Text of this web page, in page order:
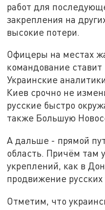
работ для
закрепления на
высокие потери.
Офицеры на местах
командование
Украинские
Киев срочно не
русские быстро
также Большую
А дальше - прямой
область. Причём там
укреплений, как в
продвижение
Отметим, что